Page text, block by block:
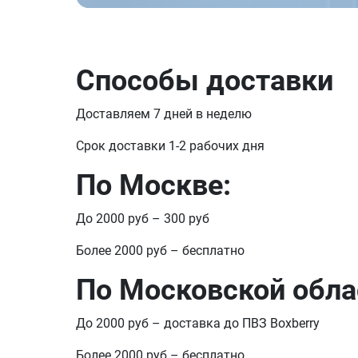
Способы доставки
Доставляем 7 дней в неделю
Срок доставки 1-2 рабочих дня
По Москве:
До 2000 руб – 300 руб
Более 2000 руб – бесплатно
По Московской
До 2000 руб – доставка до ПВЗ Boxberry